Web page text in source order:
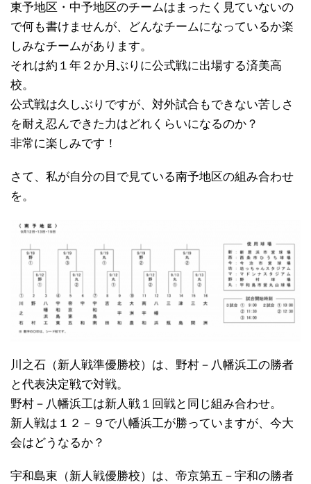
東予地区・中予地区のチームはまったく見ていないの
で何も書けませんが、どんなチームになっているか楽
しみなチームがあります。
それは約１年２か月ぶりに公式戦に出場する済美高
校。
公式戦は久しぶりですが、対外試合もできない苦しさ
を耐え忍んできた力はどれくらいになるのか？
非常に楽しみです！
さて、私が自分の目で見ている南予地区の組み合わせ
を。
川之石（新人戦準優勝校）は、野村－八幡浜工の勝者
と代表決定戦で対戦。
野村－八幡浜工は新人戦１回戦と同じ組み合わせ。
新人戦は１２－９で八幡浜工が勝っていますが、今大
会はどうなるか？
宇和島東（新人戦優勝校）は、帝京第五－宇和の勝者